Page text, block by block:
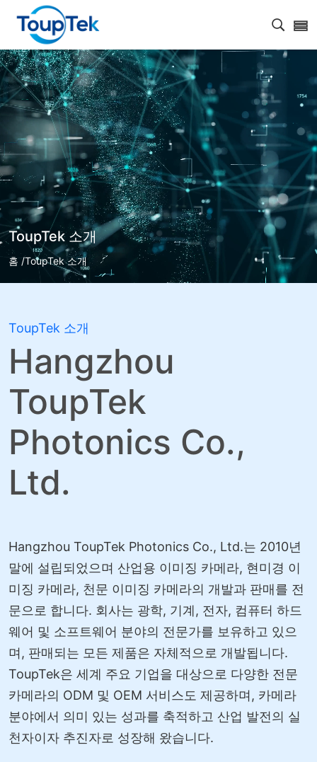
검색
ToupTek 소개
홈 /ToupTek 소개
ToupTek 소개
Hangzhou
ToupTek
Photonics Co.,
Ltd.
Hangzhou ToupTek Photonics Co., Ltd.는 2010년
말에 설립되었으며 산업용 이미징 카메라, 현미경 이
미징 카메라, 천문 이미징 카메라의 개발과 판매를 전
문으로 합니다. 회사는 광학, 기계, 전자, 컴퓨터 하드
웨어 및 소프트웨어 분야의 전문가를 보유하고 있으
며, 판매되는 모든 제품은 자체적으로 개발됩니다.
ToupTek은 세계 주요 기업을 대상으로 다양한 전문
카메라의 ODM 및 OEM 서비스도 제공하며, 카메라
분야에서 의미 있는 성과를 축적하고 산업 발전의 실
천자이자 추진자로 성장해 왔습니다.